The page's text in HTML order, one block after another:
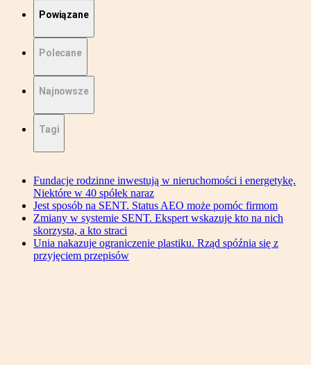
Powiązane
Polecane
Najnowsze
Tagi
Fundacje rodzinne inwestują w nieruchomości i energetykę.
Niektóre w 40 spółek naraz
Jest sposób na SENT. Status AEO może pomóc firmom
Zmiany w systemie SENT. Ekspert wskazuje kto na nich
skorzysta, a kto straci
Unia nakazuje ograniczenie plastiku. Rząd spóźnia się z
przyjęciem przepisów